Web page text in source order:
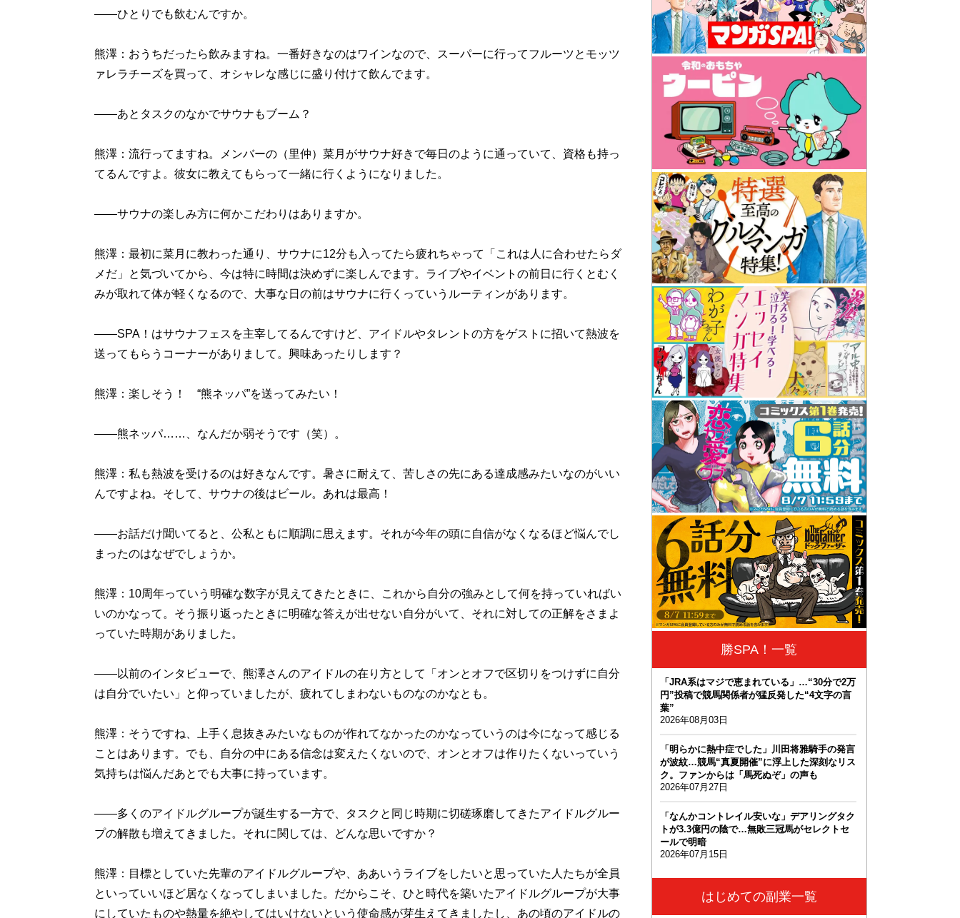
――ひとりでも飲むんですか。
熊澤：おうちだったら飲みますね。一番好きなのはワインなので、スーパーに行ってフルーツとモッツ
ァレラチーズを買って、オシャレな感じに盛り付けて飲んでます。
――あとタスクのなかでサウナもブーム？
熊澤：流行ってますね。メンバーの（里仲）菜月がサウナ好きで毎日のように通っていて、資格も持っ
てるんですよ。彼女に教えてもらって一緒に行くようになりました。
――サウナの楽しみ方に何かこだわりはありますか。
熊澤：最初に菜月に教わった通り、サウナに12分も入ってたら疲れちゃって「これは人に合わせたらダ
メだ」と気づいてから、今は特に時間は決めずに楽しんでます。ライブやイベントの前日に行くとむく
みが取れて体が軽くなるので、大事な日の前はサウナに行くっていうルーティンがあります。
――SPA！はサウナフェスを主宰してるんですけど、アイドルやタレントの方をゲストに招いて熱波を
送ってもらうコーナーがありまして。興味あったりします？
熊澤：楽しそう！ “熊ネッパ”を送ってみたい！
――熊ネッパ……、なんだか弱そうです（笑）。
熊澤：私も熱波を受けるのは好きなんです。暑さに耐えて、苦しさの先にある達成感みたいなのがいい
んですよね。そして、サウナの後はビール。あれは最高！
――お話だけ聞いてると、公私ともに順調に思えます。それが今年の頭に自信がなくなるほど悩んでし
まったのはなぜでしょうか。
熊澤：10周年っていう明確な数字が見えてきたときに、これから自分の強みとして何を持っていればい
いのかなって。そう振り返ったときに明確な答えが出せない自分がいて、それに対しての正解をさまよ
っていた時期がありました。
――以前のインタビューで、熊澤さんのアイドルの在り方として「オンとオフで区切りをつけずに自分
は自分でいたい」と仰っていましたが、疲れてしまわないものなのかなとも。
熊澤：そうですね、上手く息抜きみたいなものが作れてなかったのかなっていうのは今になって感じる
ことはあります。でも、自分の中にある信念は変えたくないので、オンとオフは作りたくないっていう
気持ちは悩んだあとでも大事に持っています。
――多くのアイドルグループが誕生する一方で、タスクと同じ時期に切磋琢磨してきたアイドルグルー
プの解散も増えてきました。それに関しては、どんな思いですか？
熊澤：目標としていた先輩のアイドルグループや、ああいうライブをしたいと思っていた人たちが全員
といっていいほど居なくなってしまいました。だからこそ、ひと時代を築いたアイドルグループが大事
にしていたものや熱量を絶やしてはいけないという使命感が芽生えてきましたし、あの頃のアイドルの
勝SPA！一覧
「JRA系はマジで恵まれている」…“30分で2万
円”投稿で競馬関係者が猛反発した“4文字の言
葉”
2026年08月03日
「明らかに熱中症でした」川田将雅騎手の発言
が波紋…競馬“真夏開催”に浮上した深刻なリス
ク。ファンからは「馬死ぬぞ」の声も
2026年07月27日
「なんかコントレイル安いな」デアリングタク
トが3.3億円の陰で…無敗三冠馬がセレクトセ
ールで明暗
2026年07月15日
はじめての副業一覧